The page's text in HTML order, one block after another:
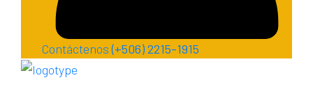
Contáctenos (+506) 2215-1915